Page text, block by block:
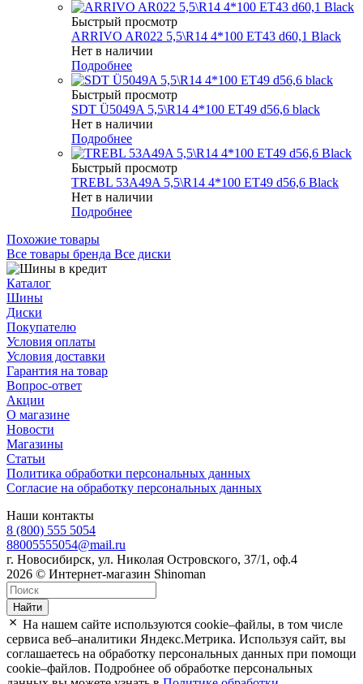
Быстрый просмотр
ARRIVO AR022 5,5\R14 4*100 ET43 d60,1 Black
Нет в наличии
Подробнее
Быстрый просмотр
SDT Ü5049A 5,5\R14 4*100 ET49 d56,6 black
Нет в наличии
Подробнее
Быстрый просмотр
TREBL 53A49A 5,5\R14 4*100 ET49 d56,6 Black
Нет в наличии
Подробнее
Похожие товары
Все товары бренда Все диски
Каталог
Шины
Диски
Покупателю
Условия оплаты
Условия доставки
Гарантия на товар
Вопрос-ответ
Акции
О магазине
Новости
Магазины
Статьи
Политика обработки персональных данных
Согласие на обработку персональных данных
Наши контакты
8 (800) 555 5054
88005555054@mail.ru
г. Новосибирск, ул. Николая Островского, 37/1, оф.4
2026 © Интернет-магазин Shinoman
Найти
На нашем сайте используются cookie–файлы, в том числе
сервиса веб–аналитики Яндекс.Метрика. Используя сайт, вы
соглашаетесь на обработку персональных данных при помощи
cookie–файлов. Подробнее об обработке персональных